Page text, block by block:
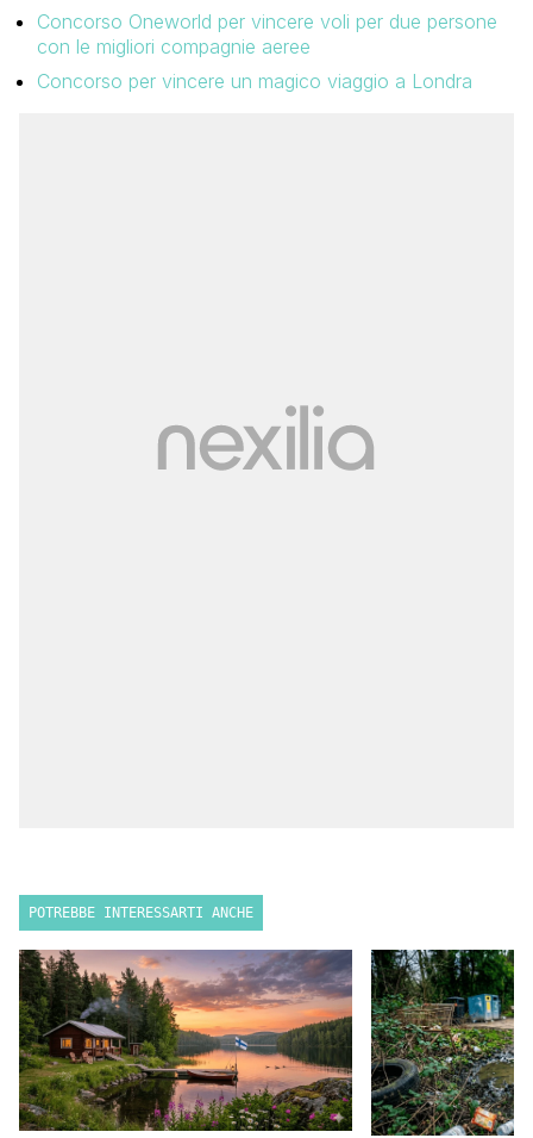
Concorso Oneworld per vincere voli per due persone
con le migliori compagnie aeree
Concorso per vincere un magico viaggio a Londra
POTREBBE INTERESSARTI ANCHE